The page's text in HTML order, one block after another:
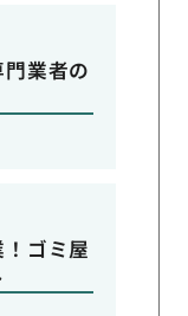
業者の
！ゴミ屋